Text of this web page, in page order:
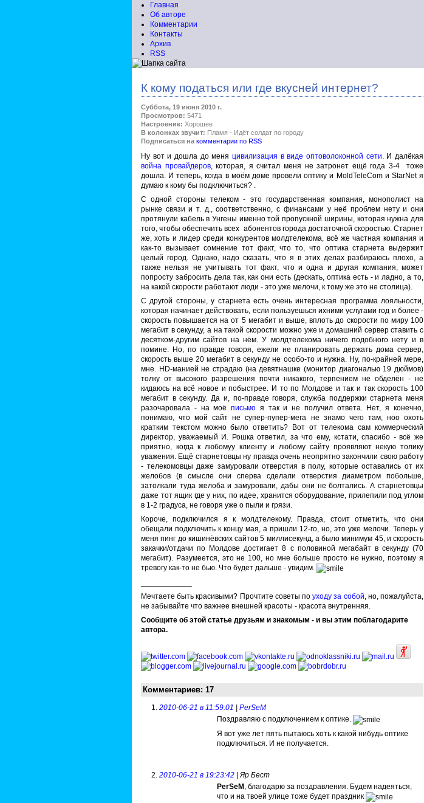
Главная
Об авторе
Комментарии
Контакты
Архив
RSS
К кому податься или где вкусней интернет?
Суббота, 19 июня 2010 г.
Просмотров: 5471
Настроение: Хорошее
В колонках звучит: Пламя - Идёт солдат по городу
Подписаться на комментарии по RSS
Ну вот и дошла до меня цивилизация в виде оптоволоконной сети. И далёкая
война провайдеров, которая, я считал меня не затронет ещё года 3-4 тоже
дошла. И теперь, когда в моём доме провели оптику и MoldTeleCom и StarNet я
думаю к кому бы подключиться? .
С одной стороны телеком - это государственная компания, монополист на
рынке связи и т. д., соответственно, с финансами у неё проблем нету и они
протянули кабель в Унгены именно той пропускной ширины, которая нужна для
того, чтобы обеспечить всех абонентов города достаточной скоростью. Старнет
же, хоть и лидер среди конкурентов молдтелекома, всё же частная компания и
как-то вызывает сомнение тот факт, что то, что оптика старнета выдержит
целый город. Однако, надо сказать, что я в этих делах разбираюсь плохо, а
также нельзя не учитывать тот факт, что и одна и другая компания, может
попросту забросить дела так, как они есть (дескать, оптика есть - и ладно, а то,
на какой скорости работают люди - это уже мелочи, к тому же это не столица).
С другой стороны, у старнета есть очень интересная программа лояльности,
которая начинает действовать, если пользуешься ихними услугами год и более -
скорость повышается на от 5 мегабит и выше, вплоть до скорости по миру 100
мегабит в секунду, а на такой скорости можно уже и домашний сервер ставить с
десятком-другим сайтов на нём. У молдтелекома ничего подобного нету и в
помине. Но, по правде говоря, ежели не планировать держать дома сервер,
скорость выше 20 мегабит в секунду не особо-то и нужна. Ну, по-крайней мере,
мне. HD-манией не страдаю (на девятнашке (монитор диагональю 19 дюймов)
толку от высокого разрешения почти никакого, терпением не обделён - не
кидаюсь на всё новое и побыстрее. И то по Молдове и так и так скорость 100
мегабит в секунду. Да и, по-правде говоря, служба поддержки старнета меня
разочаровала - на моёписьмо я так и не получил ответа. Нет, я конечно,
понимаю, что мой сайт не супер-пупер-мега не знамо чего там, ноо охоть
кратким текстом можно было ответить? Вот от телекома сам коммерческий
директор, уважаемый И. Рошка ответил, за что ему, кстати, спасибо - всё же
приятно, когда к любомуу клиенту и любому сайту проявляют некую толику
уважения. Ещё старнетовцы ну правда очень неопрятно закончили свою работу
- телекомовцы даже замуровали отверстия в полу, которые оставались от их
желобов (в смысле они сперва сделали отверстия диаметром побольше,
затолкали туда желоба и замуровали, дабы они не болтались. А старнетовцы
даже тот ящик где у них, по идее, хранится оборудование, прилепили под углом
в 1-2 градуса, не говоря уже о пыли и грязи.
Короче, подключился я к молдтелекому. Правда, стоит отметить, что они
обещали подключить к концу мая, а пришли 12-го, но, это уже мелочи. Теперь у
меня пинг до кишинёвских сайтов 5 миллисекунд, а было минимум 45, и скорость
закачки/отдачи по Молдове достигает 8 с половиной мегабайт в секунду (70
мегабит). Разумеется, это не 100, но мне больше просто не нужно, поэтому я
тревогу как-то не бью. Что будет дальше - увидим.
Мечтаете быть красивыми? Прочтите советы поуходу за собой, но, пожалуйста,
не забывайте что важнее внешней красоты - красота внутренняя.
Сообщите об этой статье друзьям и знакомым - и вы этим поблагодарите
автора.
Комментариев: 17
2010-06-21 в 11:59:01 | PerSeM
Поздравляю с подключением к оптике.
Я вот уже лет пять пытаюсь хоть к какой нибудь оптике
подключиться. И не получается.
2010-06-21 в 19:23:42 | Яр Бест
PerSeM, благодарю за поздравления. Будем надеяться,
что и на твоей улице тоже будет праздник